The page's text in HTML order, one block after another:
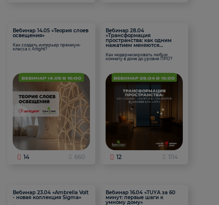
Вебинар 14.05 «Теория слоев
освещения»
Как создать интерьер премиум-
класса с Arlight?
14 660
Вебинар 28.04
«Трансформация
пространства: как одним
нажатием меняются
Как модернизировать любую
комнату в доме до уровня ПРО?
12 1114
Вебинар 23.04 «Ambrella Volt
- новая коллекция Sigma»
Вебинар 16.04 «TUYA за 60
минут: первые шаги к
умному дому»